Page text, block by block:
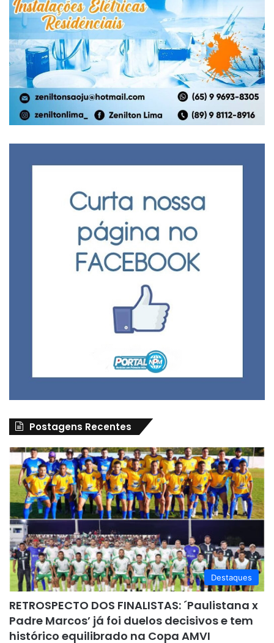
Postagens Recentes
Destaques
RETROSPECTO DOS FINALISTAS: ´Paulistana x
Padre Marcos’ já foi duelos decisivos e tem
histórico equilibrado na Copa AMVI